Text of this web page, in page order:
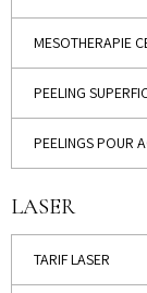
MESOTHERAPIE
PEELING
PEELINGS POUR
LASER
TARIF LASER